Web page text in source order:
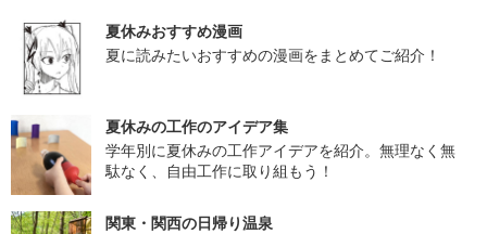
夏休みおすすめ漫画
夏に読みたいおすすめの漫画をまとめてご紹介！
夏休みの工作のアイデア集
学年別に夏休みの工作アイデアを紹介。無理なく無
駄なく、自由工作に取り組もう！
関東・関西の日帰り温泉